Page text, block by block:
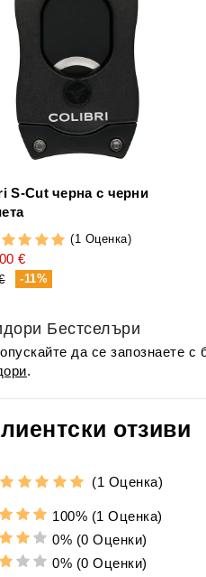
S-Cut черна с черни
(1 Оценка)
€
-11%
Бестселъри
да се запознаете с
.
отзиви
(1 Оценка)
100% (1 Оценка)
0% (0 Оценки)
0% (0 Оценки)